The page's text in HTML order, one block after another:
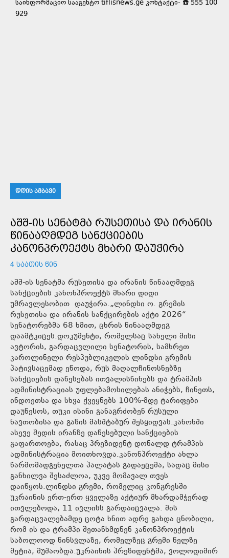
საინფორმაციო სააგენტო tiflisnews.ge კონტაქტი- ☎️ 555 100
929
ᲓᲦᲘᲡ ᲐᲛᲑᲐᲕᲘ
ᲐᲨᲨ-ᲘᲡ ᲡᲔᲜᲐᲢᲛᲐ ᲠᲣᲡᲔᲗᲘᲡᲐ ᲓᲐ ᲘᲠᲐᲜᲘᲡ
ᲬᲘᲜᲐᲐᲦᲛᲓᲔᲒ ᲡᲐᲜᲥᲪᲘᲔᲑᲘᲡ
ᲙᲐᲜᲝᲜᲞᲠᲝᲔᲥᲢᲡ ᲛᲮᲐᲠᲘ ᲓᲐᲣᲭᲘᲠᲐ
4 ᲡᲐᲐᲗᲘᲡ ᲬᲘᲜ
აშშ-ის სენატმა რუსეთისა და ირანის წინააღმდეგ
სანქციების კანონპროექტს მხარი დიდი
უმრავლესობით დაუჭირა.„ლინდსი ო. გრემის
რუსეთისა და ირანის სანქცირების აქტი 2026“
სენატორებმა 68 ხმით, ცხრის წინააღმდეგ
დაამტკიცეს.დოკუმენტი, რომელსაც სახელი მისი
ავტორის, გარდაცვლილი სენატორის, სამხრეთ
კაროლინელი რესპუბლიკელის ლინდსი გრემის
პატივსაცემად ეწოდა, რუს მაღალჩინოსნებზე
სანქციების დაწესებას ითვალისწინებს და ტრამპის
ადმინისტრაციას უფლებამოსილებას ანიჭებს, ჩინეთს,
ინდოეთსა და სხვა ქვეყნებს 100%-მდე ტარიფები
დაუწესოს, თუკი ისინი განაგრძობენ რუსული
ნავთობისა და გაზის მასშტაბურ შესყიდვას.კანონში
ასევე შედის ირანზე დაწესებული სანქციების
გაფართოება, რასაც პრეზიდენტ დონალდ ტრამპის
ადმინისტრაცია მოითხოვდა.კანონპროექტი ახლა
წარმომადგენელთა პალატას გადაეცემა, სადაც მისი
განხილვა შესაძლოა, უკვე მომავალ თვეს
დაიწყოს.ლინდსი გრემი, რომელიც კონგრესში
უკრაინის ერთ-ერთ ყველაზე აქტიურ მხარდამჭერად
ითვლებოდა, 11 ივლისს გარდაიცვალა. მის
გარდაცვალებამდე ცოტა ხნით ადრე გახდა ცნობილი,
რომ ის და ტრამპი შეთანხმდნენ კანონპროექტის
საბოლოოდ წინსვლაზე, რომელზეც გრემი წელზე
მეტია, მუშაობდა.უკრაინის პრეზიდენტმა, ვოლოდიმირ